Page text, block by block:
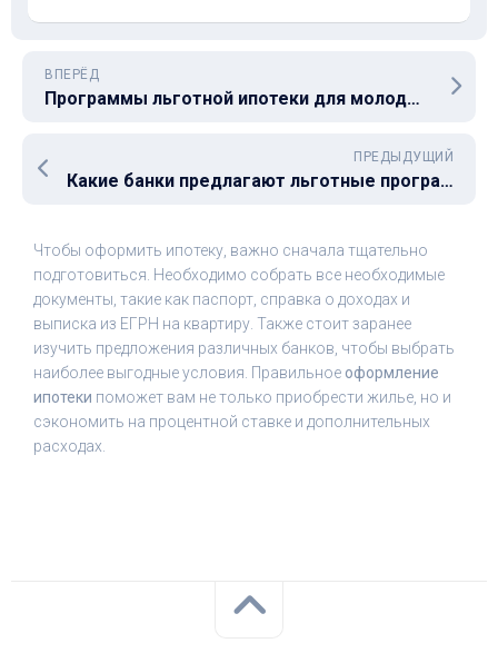
ВПЕРЁД
Программы льготной ипотеки для молодых специалистов
ПРЕДЫДУЩИЙ
Какие банки предлагают льготные программы ипотеки в 2024 году?
Чтобы оформить ипотеку, важно сначала тщательно
подготовиться. Необходимо собрать все необходимые
документы, такие как паспорт, справка о доходах и
выписка из ЕГРН на квартиру. Также стоит заранее
изучить предложения различных банков, чтобы выбрать
наиболее выгодные условия. Правильное оформление
ипотеки поможет вам не только приобрести жилье, но и
сэкономить на процентной ставке и дополнительных
расходах.